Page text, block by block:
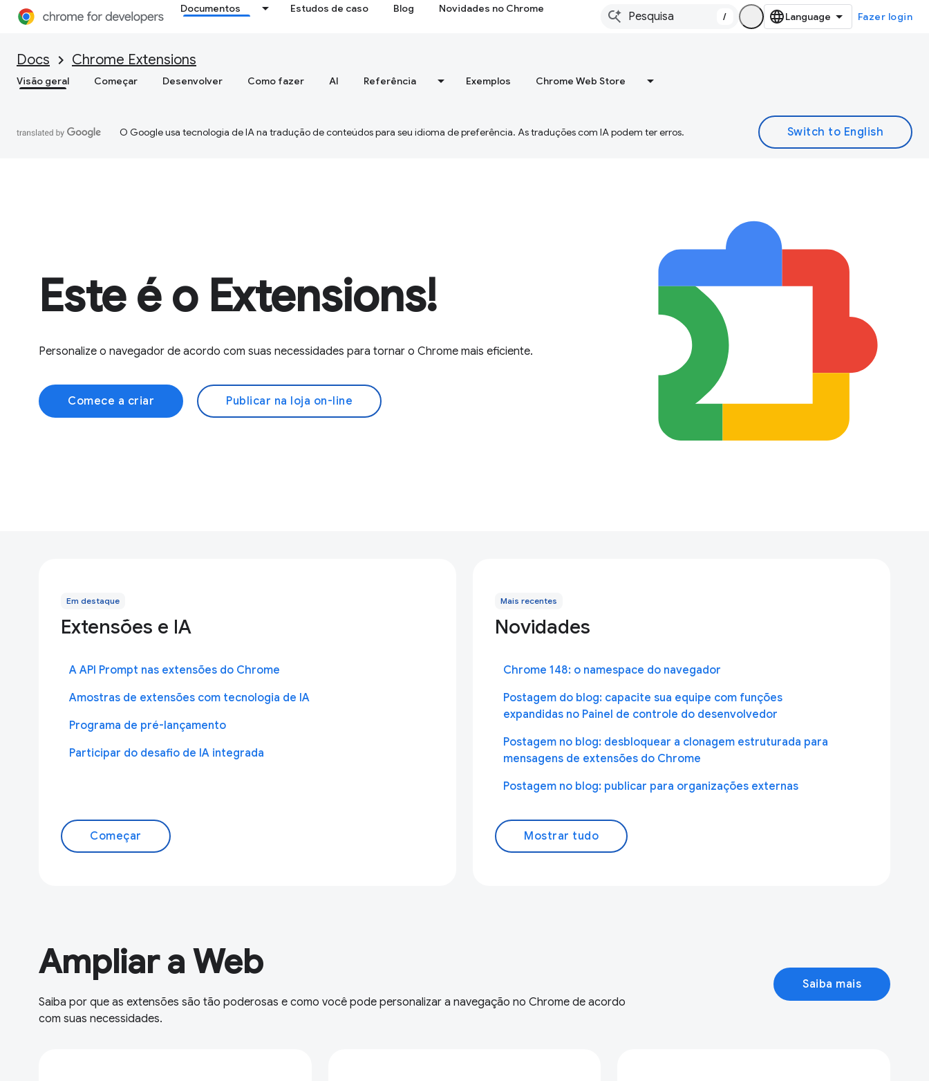
Documentos Estudos de caso Blog Novidades no Chrome
/ Fazer login
Docs Chrome Extensions
Visão geral Começar Desenvolver Como fazer AI Referência Exemplos Chrome Web Store
O Google usa tecnologia de IA na tradução de conteúdos para seu idioma de preferência. As traduções com IA podem ter erros.
Este é o Extensions!
Personalize o navegador de acordo com suas necessidades para tornar o Chrome mais eficiente.
Comece a criar Publicar na loja on-line
Em destaque
Extensões e IA
A API Prompt nas extensões do Chrome
Amostras de extensões com tecnologia de IA
Programa de pré-lançamento
Participar do desafio de IA integrada
Começar
Mais recentes
Novidades
Chrome 148: o namespace do navegador
Postagem do blog: capacite sua equipe com funções
expandidas no Painel de controle do desenvolvedor
Postagem no blog: desbloquear a clonagem estruturada para
mensagens de extensões do Chrome
Postagem no blog: publicar para organizações externas
Mostrar tudo
Ampliar a Web
Saiba por que as extensões são tão poderosas e como você pode personalizar a navegação no Chrome de acordo
com suas necessidades.
Saiba mais